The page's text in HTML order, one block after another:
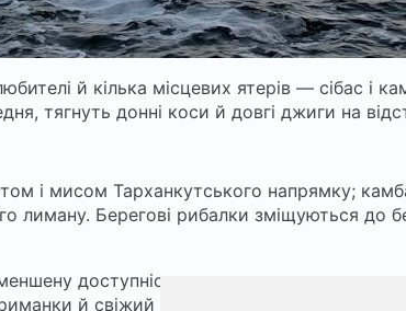
й кілька місцевих ятерів — сібас і
тягнуть донні коси й довгі джиги на
і мисом Тарханкутського напрямку;
лиману. Берегові рибалки зміщуються до
доступність живця та штучних
й свіжий улов. Прогноз на травень —